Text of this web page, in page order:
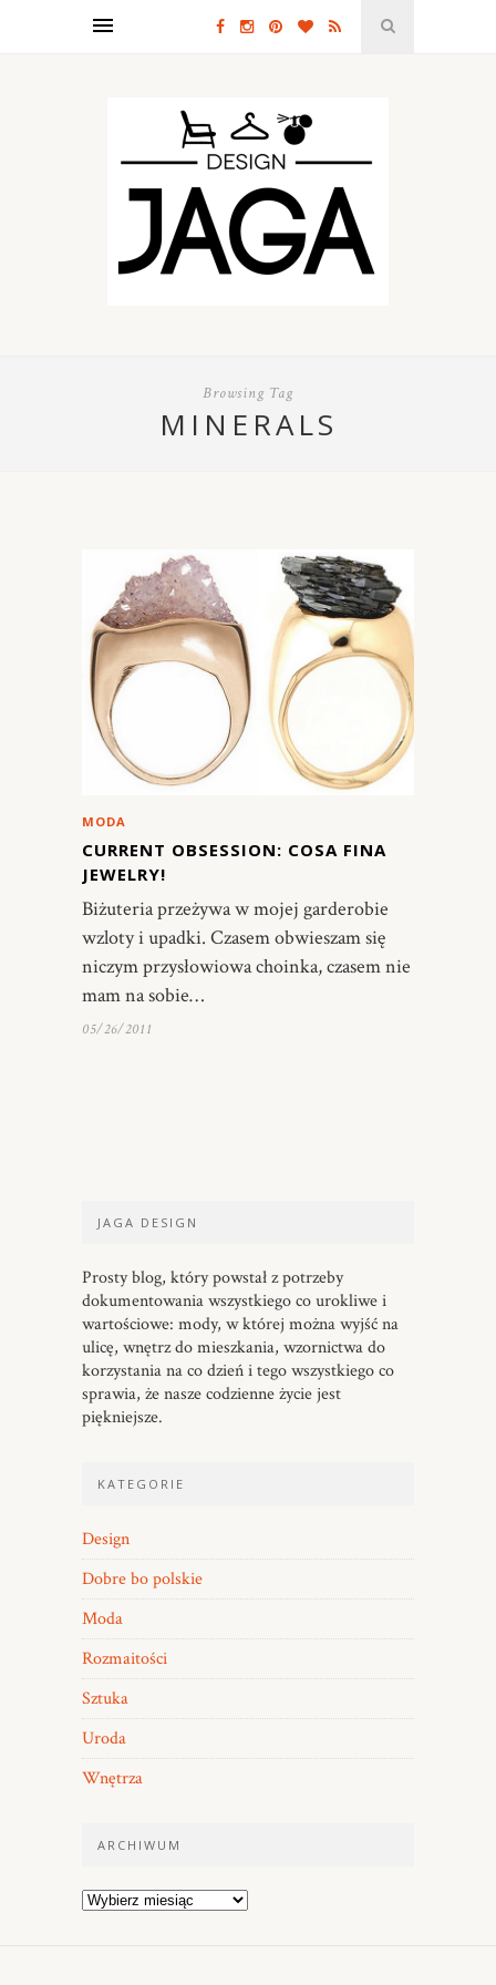
Browsing Tag
MINERALS
MODA
CURRENT OBSESSION: COSA FINA
JEWELRY!
Biżuteria przeżywa w mojej garderobie
wzloty i upadki. Czasem obwieszam się
niczym przysłowiowa choinka, czasem nie
mam na sobie…
05/26/2011
JAGA DESIGN
Prosty blog, który powstał z potrzeby
dokumentowania wszystkiego co urokliwe i
wartościowe: mody, w której można wyjść na
ulicę, wnętrz do mieszkania, wzornictwa do
korzystania na co dzień i tego wszystkiego co
sprawia, że nasze codzienne życie jest
piękniejsze.
KATEGORIE
Design
Dobre bo polskie
Moda
Rozmaitości
Sztuka
Uroda
Wnętrza
ARCHIWUM
Archiwum